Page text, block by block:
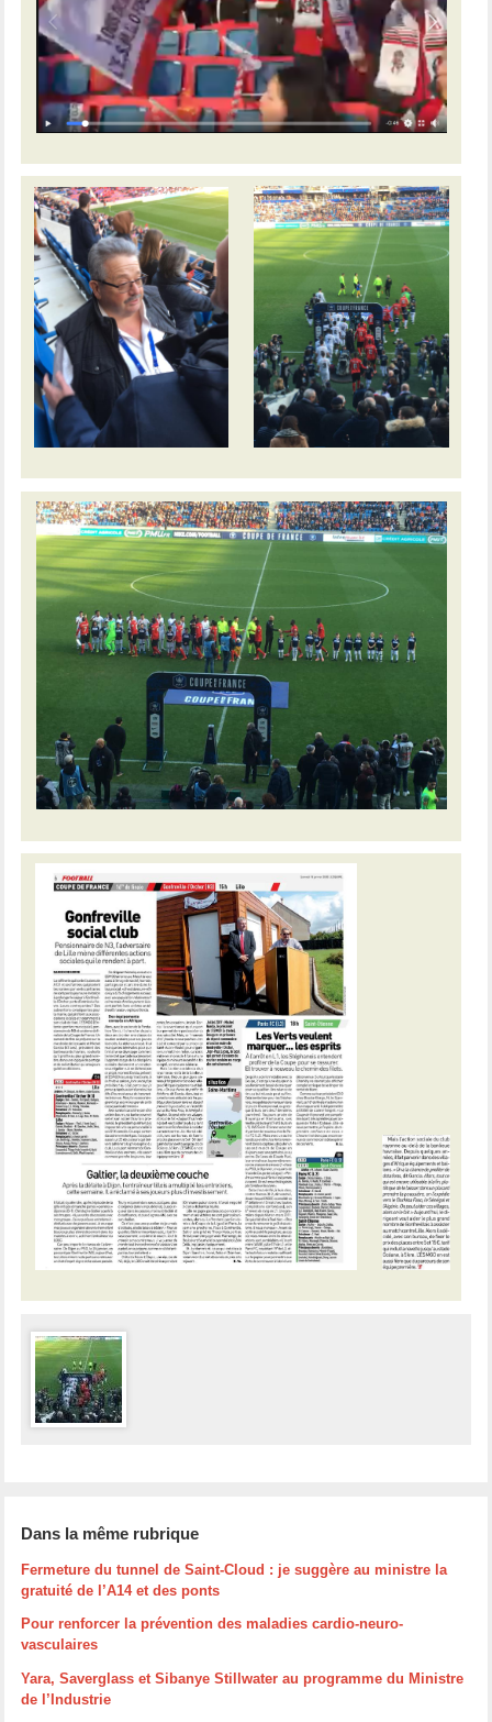
Dans la même rubrique
Fermeture du tunnel de Saint-Cloud : je suggère au ministre la
gratuité de l’A14 et des ponts
Pour renforcer la prévention des maladies cardio-neuro-
vasculaires
Yara, Saverglass et Sibanye Stillwater au programme du Ministre
de l’Industrie